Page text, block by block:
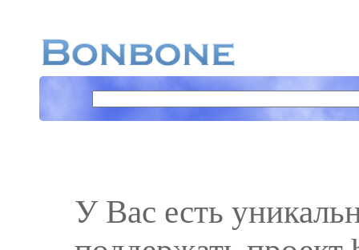
У Вас есть